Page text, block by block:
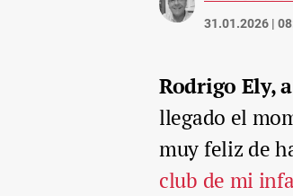
31.01.2026 |
Rodrigo Ely,
llegado el
muy feliz de
club de mi